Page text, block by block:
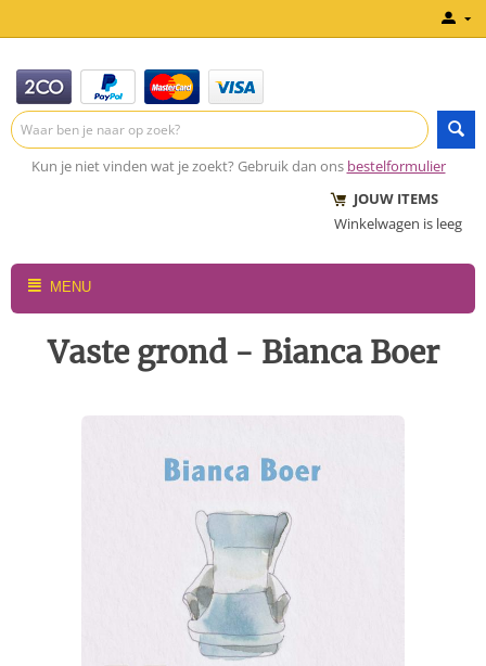
Kun je niet vinden wat je zoekt? Gebruik dan ons bestelformulier
JOUW ITEMS
Winkelwagen is leeg
MENU
Vaste grond - Bianca Boer